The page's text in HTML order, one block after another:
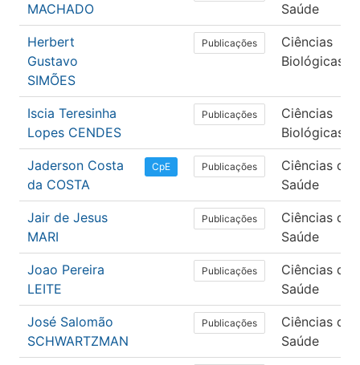
MACHADO
Saúde
Herbert
Gustavo
SIMÕES
Publicações
Ciências
Biológicas
Iscia Teresinha
Lopes CENDES
Publicações
Ciências
Biológicas
Jaderson Costa
da COSTA
CpE Publicações
Ciências da
Saúde
Jair de Jesus
MARI
Publicações
Ciências da
Saúde
Joao Pereira
LEITE
Publicações
Ciências da
Saúde
José Salomão
SCHWARTZMAN
Publicações
Ciências da
Saúde